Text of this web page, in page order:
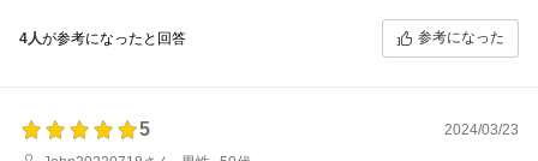
4人が参考になったと回答 参考になった
5
2024/03/23